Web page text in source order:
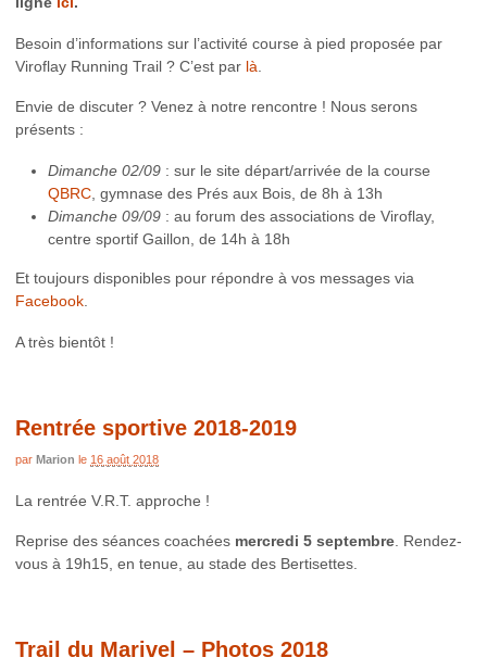
Besoin d’informations sur l’activité course à pied proposée par
Viroflay Running Trail ? C’est par là
Envie de discuter ? Venez à notre rencontre ! Nous serons
présents :
Dimanche 02/09 : sur le site départ/arrivée de la course
QBRC, gymnase des Prés aux Bois, de 8h à 13h
Dimanche 09/09 : au forum des associations de Viroflay,
centre sportif Gaillon, de 14h à 18h
Et toujours disponibles pour répondre à vos messages via
Facebook.
A très bientôt !
Rentrée sportive 2018-2019
par Marion le 16 août 2018
La rentrée V.R.T. approche !
Reprise des séances coachées mercredi 5 septembre. Rendez-
vous à 19h15, en tenue, au stade des Bertisettes.
Trail du Marivel – Photos 2018